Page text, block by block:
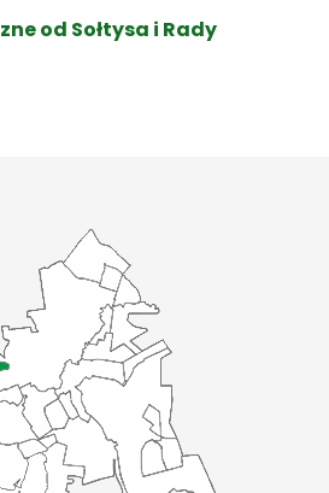
od Sołtysa i Rady